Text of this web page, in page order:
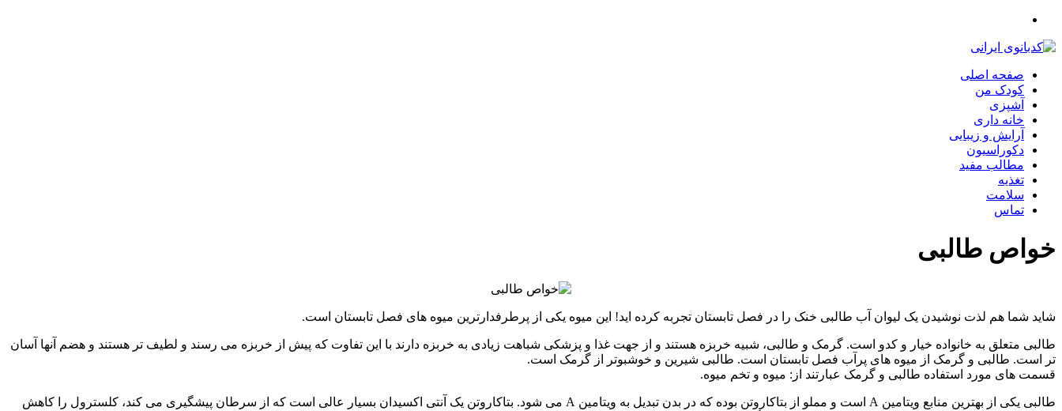
صفحه اصلی
کودک من
آشپزی
خانه داری
آرایش و زیبایی
دکوراسیون
مطالب مفید
تغذیه
سلامت
تماس
خواص طالبی
شاید شما هم لذت نوشیدن یک لیوان آب طالبی خنک را در فصل تابستان تجربه کرده اید! این میوه یکی از پرطرفدارترین میوه های فصل تابستان است.
طالبی متعلق به خانواده خیار و کدو است. گرمک و طالبی، شبیه خربزه هستند و از جهت غذا و پزشکی شباهت زیادی به خربزه دارند با این تفاوت که پیش از خربزه می رسند و لطیف تر هستند و هضم آنها آسان
تر است. طالبی و گرمک از میوه های پرآب فصل تابستان است. طالبی شیرین و خوشبوتر از گرمک است.
قسمت های مورد استفاده طالبی و گرمک عبارتند از: میوه و تخم میوه.
طالبی یکی از بهترین منابع ویتامین A است و مملو از بتاکاروتن بوده که در بدن تبدیل به ویتامین A می شود. بتاکاروتن یک آنتی اکسیدان بسیار عالی است که از سرطان پیشگیری می کند، کلسترول را کاهش